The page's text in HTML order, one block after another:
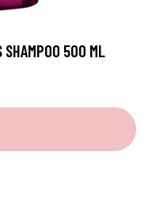
SHAMPOO 500 ML